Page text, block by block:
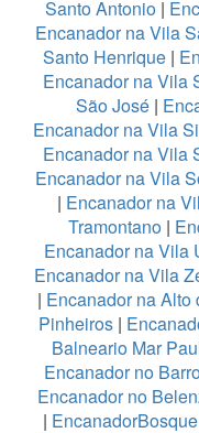
Santo Antonio |
Encanador na Vila
Santo Henrique |
Encanador na Vila
São José|
Encanador na Vila
Encanador na Vila
Encanador na Vila
| Encanador na
Tramontano|
Encanador na Vila
Encanador na Vila
| Encanador na Alto
Pinheiros|
Balneario Mar
Encanador no
Encanador no
|